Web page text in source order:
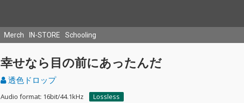
Merch IN-STORE Schooling
幸せなら目の前にあったんだ
透色ドロップ
Audio format: 16bit/44.1kHz
Lossless